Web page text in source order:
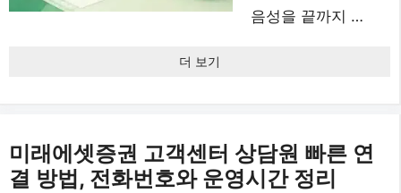
음성을 끝까지 …
더 보기
미래에셋증권 고객센터 상담원 빠른 연
결 방법, 전화번호와 운영시간 정리